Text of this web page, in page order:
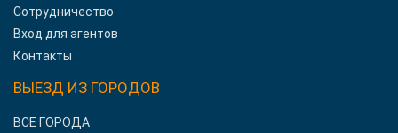
Сотрудничество
Вход для агентов
Контакты
ВЫЕЗД ИЗ ГОРОДОВ
ВСЕ ГОРОДА